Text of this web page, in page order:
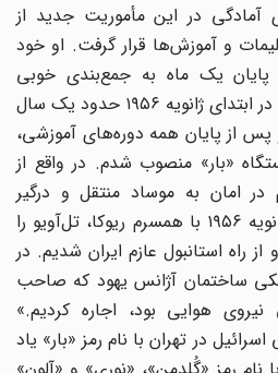
در این مأموریت جدید از
و آموزش‌ها قرار گرفت. او خود
پایان یک ماه به جمع‌بندی خوبی
رسیدم و به تل‌آویو بازگشتم. در ابتدای ژانویه ۱۹۵۶ حدود یک سال
از پایان همه دوره‌های آموزشی،
«بار» منصوب شدم. در واقع از
در امان به موساد منتقل و درگیر
ایستگاه بار شده بودم. در ژانویه ۱۹۵۶ با همسرم ریوکا، تل‌آویو را
استانبول عازم ایران شدیم. در
ساختمان آژانس یهود که صاحب
هوایی بود، اجاره کردیم.»
در تهران با نام رمز «بار» یاد